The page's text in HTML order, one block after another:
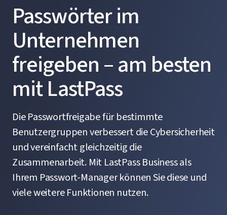
Passwörter im
Unternehmen
freigeben – am besten
mit LastPass
Die Passwortfreigabe für bestimmte
Benutzergruppen verbessert die Cybersicherheit
und vereinfacht gleichzeitig die
Zusammenarbeit. Mit LastPass Business als
Ihrem Passwort-Manager können Sie diese und
viele weitere Funktionen nutzen.